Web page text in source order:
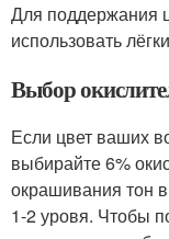
Для поддержания
использовать
Выбор
Если цвет ваших
выбирайте 6%
окрашивания тон
1-2 уровя. Чтобы